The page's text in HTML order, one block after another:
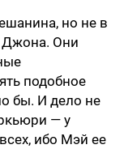
но не в
Джона. Они
подобное
бы. И дело не
— у
ибо Мэй ее